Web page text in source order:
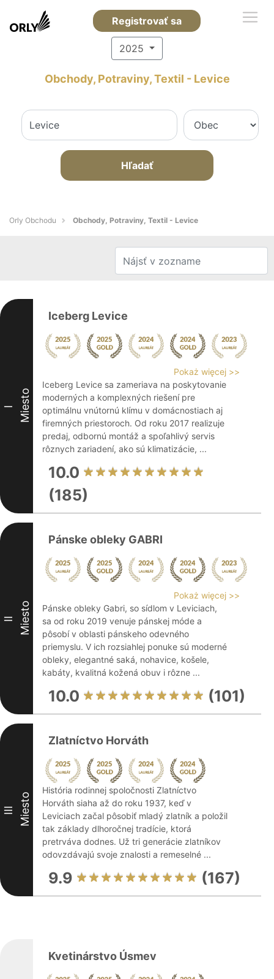
Registrovať sa
2025
Obchody, Potraviny, Textil - Levice
Hľadať
Orly Obchodu Obchody, Potraviny, Textil - Levice
I Miesto
Iceberg Levice
Pokaż więcej >>
Iceberg Levice sa zameriava na poskytovanie
moderných a komplexných riešení pre
optimálnu vnútornú klímu v domácnostiach aj
firemných priestoroch. Od roku 2017 realizuje
predaj, odbornú montáž a spoľahlivý servis
rôznych zariadení, ako sú klimatizácie, ...
10.0
(185)
II Miesto
Pánske obleky GABRI
Pokaż więcej >>
Pánske obleky Gabri, so sídlom v Leviciach,
sa od roku 2019 venuje pánskej móde a
pôsobí v oblasti pánskeho odevného
priemyslu. V ich rozsiahlej ponuke sú moderné
obleky, elegantné saká, nohavice, košele,
kabáty, kvalitná kožená obuv i rôzne ...
10.0 (101)
III Miesto
Zlatníctvo Horváth
História rodinnej spoločnosti Zlatníctvo
Horváth siaha až do roku 1937, keď v
Leviciach začal pôsobiť mladý zlatník a položil
tak základy dlhoročnej tradície, ktorá
pretrváva dodnes. Už tri generácie zlatníkov
odovzdávajú svoje znalosti a remeselné ...
9.9 (167)
Kvetinárstvo Úsmev